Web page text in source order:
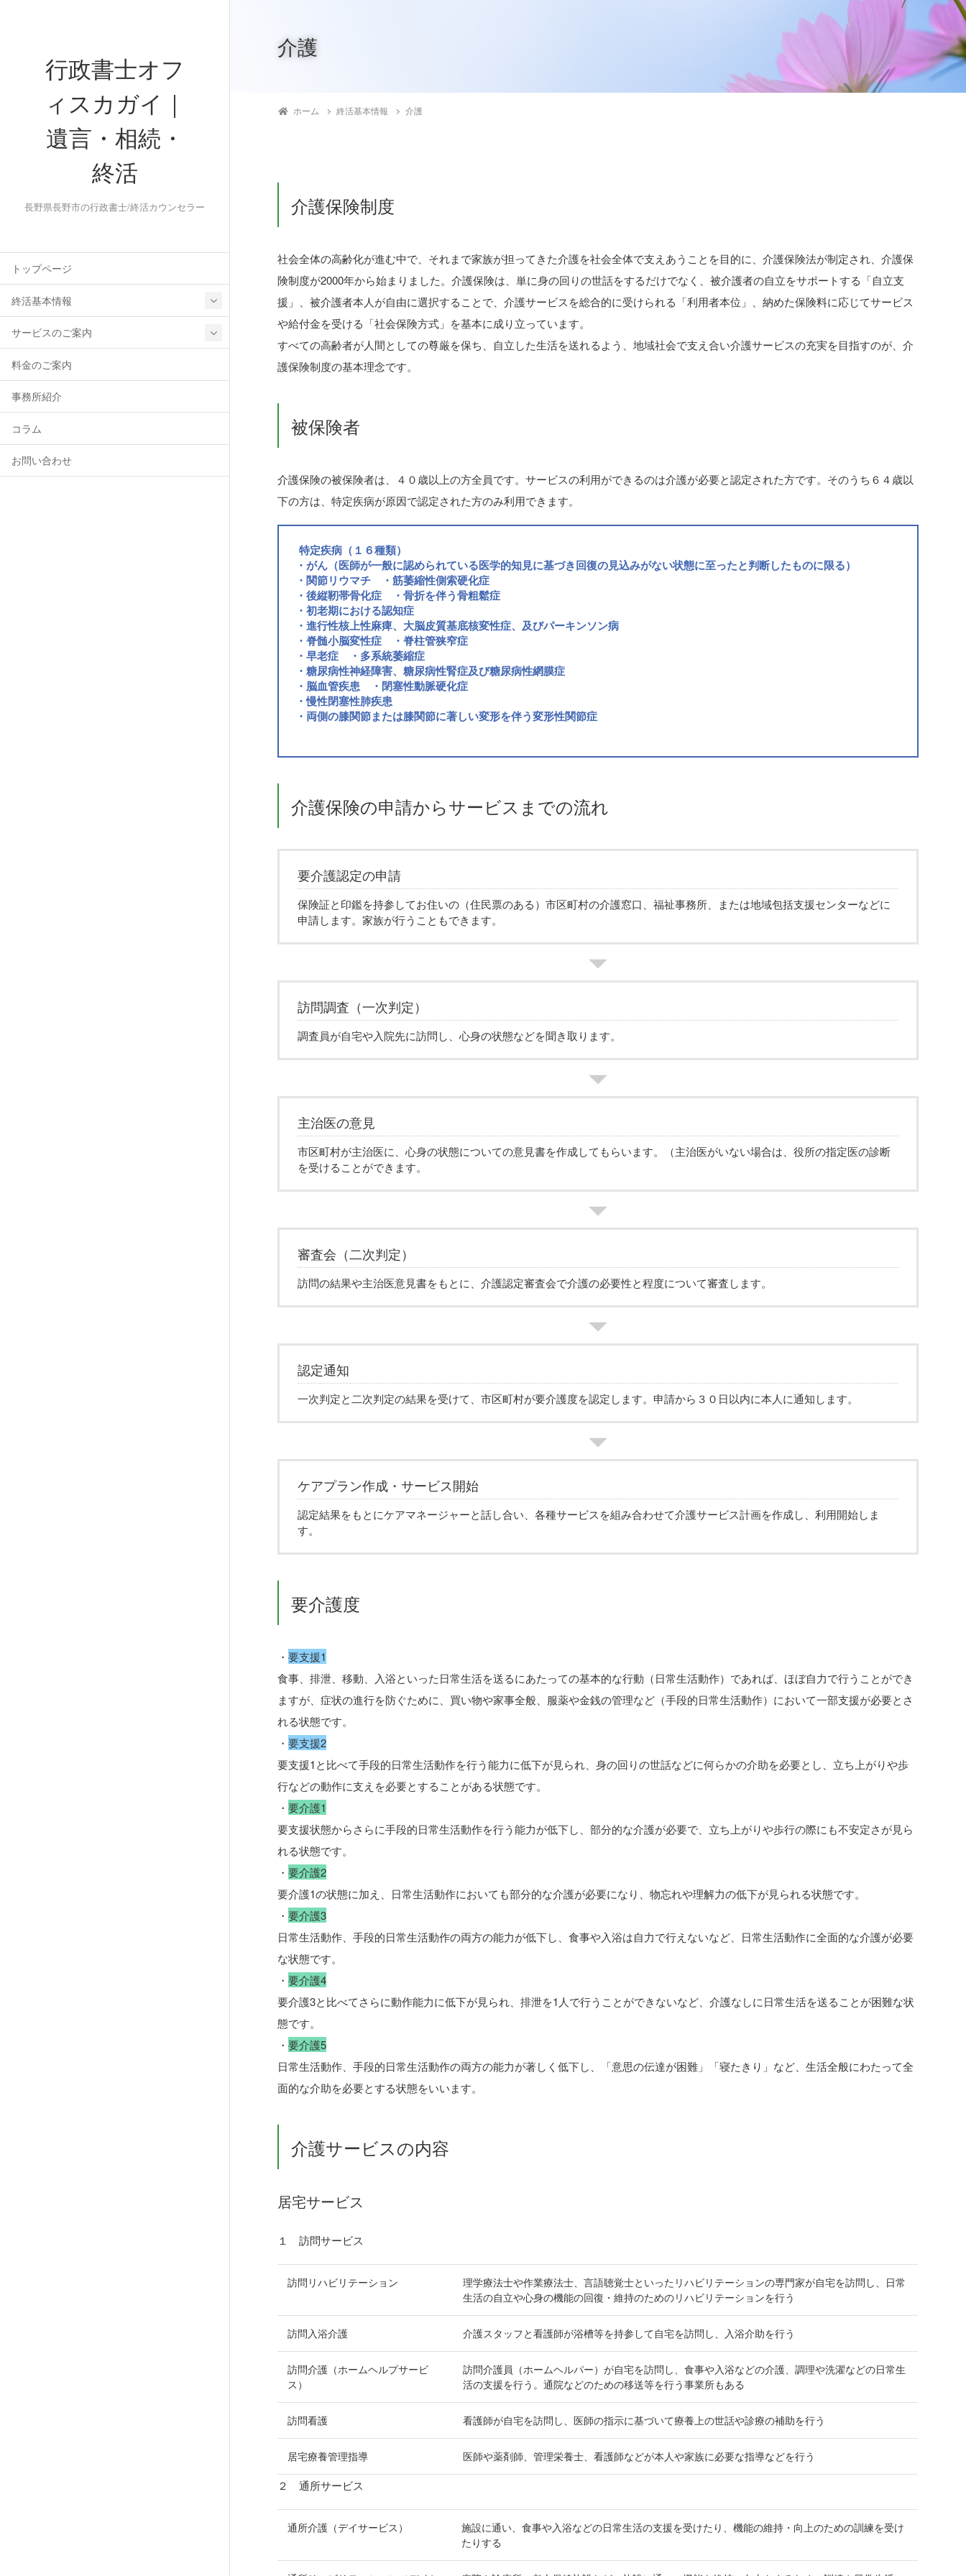
行政書士オフ
ィスカガイ｜
遺言・相続・
終活
長野県長野市の行政書士/終活カウンセラー
トップページ
終活基本情報
サービスのご案内
料金のご案内
事務所紹介
コラム
お問い合わせ
介護
ホーム 終活基本情報 介護
介護保険制度
社会全体の高齢化が進む中で、それまで家族が担ってきた介護を社会全体で支えあうことを目的に、介護保険法が制定され、介護保
険制度が2000年から始まりました。介護保険は、単に身の回りの世話をするだけでなく、被介護者の自立をサポートする「自立支
援」、被介護者本人が自由に選択することで、介護サービスを総合的に受けられる「利用者本位」、納めた保険料に応じてサービス
や給付金を受ける「社会保険方式」を基本に成り立っています。
すべての高齢者が人間としての尊厳を保ち、自立した生活を送れるよう、地域社会で支え合い介護サービスの充実を目指すのが、介
護保険制度の基本理念です。
被保険者
介護保険の被保険者は、４０歳以上の方全員です。サービスの利用ができるのは介護が必要と認定された方です。そのうち６４歳以
下の方は、特定疾病が原因で認定された方のみ利用できます。
特定疾病（１６種類）
・がん（医師が一般に認められている医学的知見に基づき回復の見込みがない状態に至ったと判断したものに限る）
・関節リウマチ ・筋萎縮性側索硬化症
・後縦靭帯骨化症 ・骨折を伴う骨粗鬆症
・初老期における認知症
・進行性核上性麻痺、大脳皮質基底核変性症、及びパーキンソン病
・脊髄小脳変性症 ・脊柱管狭窄症
・早老症 ・多系統萎縮症
・糖尿病性神経障害、糖尿病性腎症及び糖尿病性網膜症
・脳血管疾患 ・閉塞性動脈硬化症
・慢性閉塞性肺疾患
・両側の膝関節または膝関節に著しい変形を伴う変形性関節症
介護保険の申請からサービスまでの流れ
要介護認定の申請
保険証と印鑑を持参してお住いの（住民票のある）市区町村の介護窓口、福祉事務所、または地域包括支援センターなどに
申請します。家族が行うこともできます。
訪問調査（一次判定）
調査員が自宅や入院先に訪問し、心身の状態などを聞き取ります。
主治医の意見
市区町村が主治医に、心身の状態についての意見書を作成してもらいます。（主治医がいない場合は、役所の指定医の診断
を受けることができます。
審査会（二次判定）
訪問の結果や主治医意見書をもとに、介護認定審査会で介護の必要性と程度について審査します。
認定通知
一次判定と二次判定の結果を受けて、市区町村が要介護度を認定します。申請から３０日以内に本人に通知します。
ケアプラン作成・サービス開始
認定結果をもとにケアマネージャーと話し合い、各種サービスを組み合わせて介護サービス計画を作成し、利用開始しま
す。
要介護度
・要支援1
食事、排泄、移動、入浴といった日常生活を送るにあたっての基本的な行動（日常生活動作）であれば、ほぼ自力で行うことができ
ますが、症状の進行を防ぐために、買い物や家事全般、服薬や金銭の管理など（手段的日常生活動作）において一部支援が必要とさ
れる状態です。
・要支援2
要支援1と比べて手段的日常生活動作を行う能力に低下が見られ、身の回りの世話などに何らかの介助を必要とし、立ち上がりや歩
行などの動作に支えを必要とすることがある状態です。
・要介護1
要支援状態からさらに手段的日常生活動作を行う能力が低下し、部分的な介護が必要で、立ち上がりや歩行の際にも不安定さが見ら
れる状態です。
・要介護2
要介護1の状態に加え、日常生活動作においても部分的な介護が必要になり、物忘れや理解力の低下が見られる状態です。
・要介護3
日常生活動作、手段的日常生活動作の両方の能力が低下し、食事や入浴は自力で行えないなど、日常生活動作に全面的な介護が必要
な状態です。
・要介護4
要介護3と比べてさらに動作能力に低下が見られ、排泄を1人で行うことができないなど、介護なしに日常生活を送ることが困難な状
態です。
・要介護5
日常生活動作、手段的日常生活動作の両方の能力が著しく低下し、「意思の伝達が困難」「寝たきり」など、生活全般にわたって全
面的な介助を必要とする状態をいいます。
介護サービスの内容
居宅サービス
１ 訪問サービス
訪問リハビリテーション
理学療法士や作業療法士、言語聴覚士といったリハビリテーションの専門家が自宅を訪問し、日常
生活の自立や心身の機能の回復・維持のためのリハビリテーションを行う
訪問入浴介護 介護スタッフと看護師が浴槽等を持参して自宅を訪問し、入浴介助を行う
訪問介護（ホームヘルプサービ
ス）
訪問介護員（ホームヘルパー）が自宅を訪問し、食事や入浴などの介護、調理や洗濯などの日常生
活の支援を行う。通院などのための移送等を行う事業所もある
訪問看護 看護師が自宅を訪問し、医師の指示に基づいて療養上の世話や診療の補助を行う
居宅療養管理指導 医師や薬剤師、管理栄養士、看護師などが本人や家族に必要な指導などを行う
２ 通所サービス
通所介護（デイサービス）
施設に通い、食事や入浴などの日常生活の支援を受けたり、機能の維持・向上のための訓練を受け
たりする